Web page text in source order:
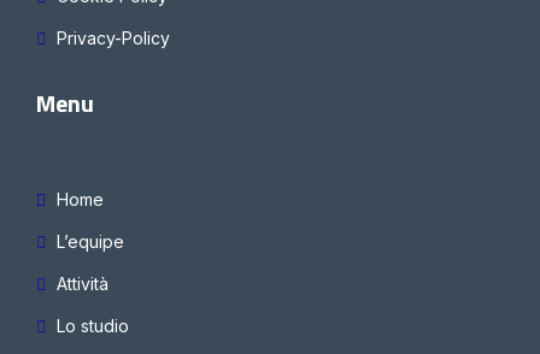
Privacy-Policy
Menu
Home
L’equipe
Attività
Lo studio